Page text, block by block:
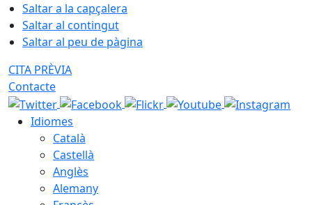
Saltar a la capçalera
Saltar al contingut
Saltar al peu de pàgina
CITA PRÈVIA
Contacte
Idiomes
Català
Castellà
Anglès
Alemany